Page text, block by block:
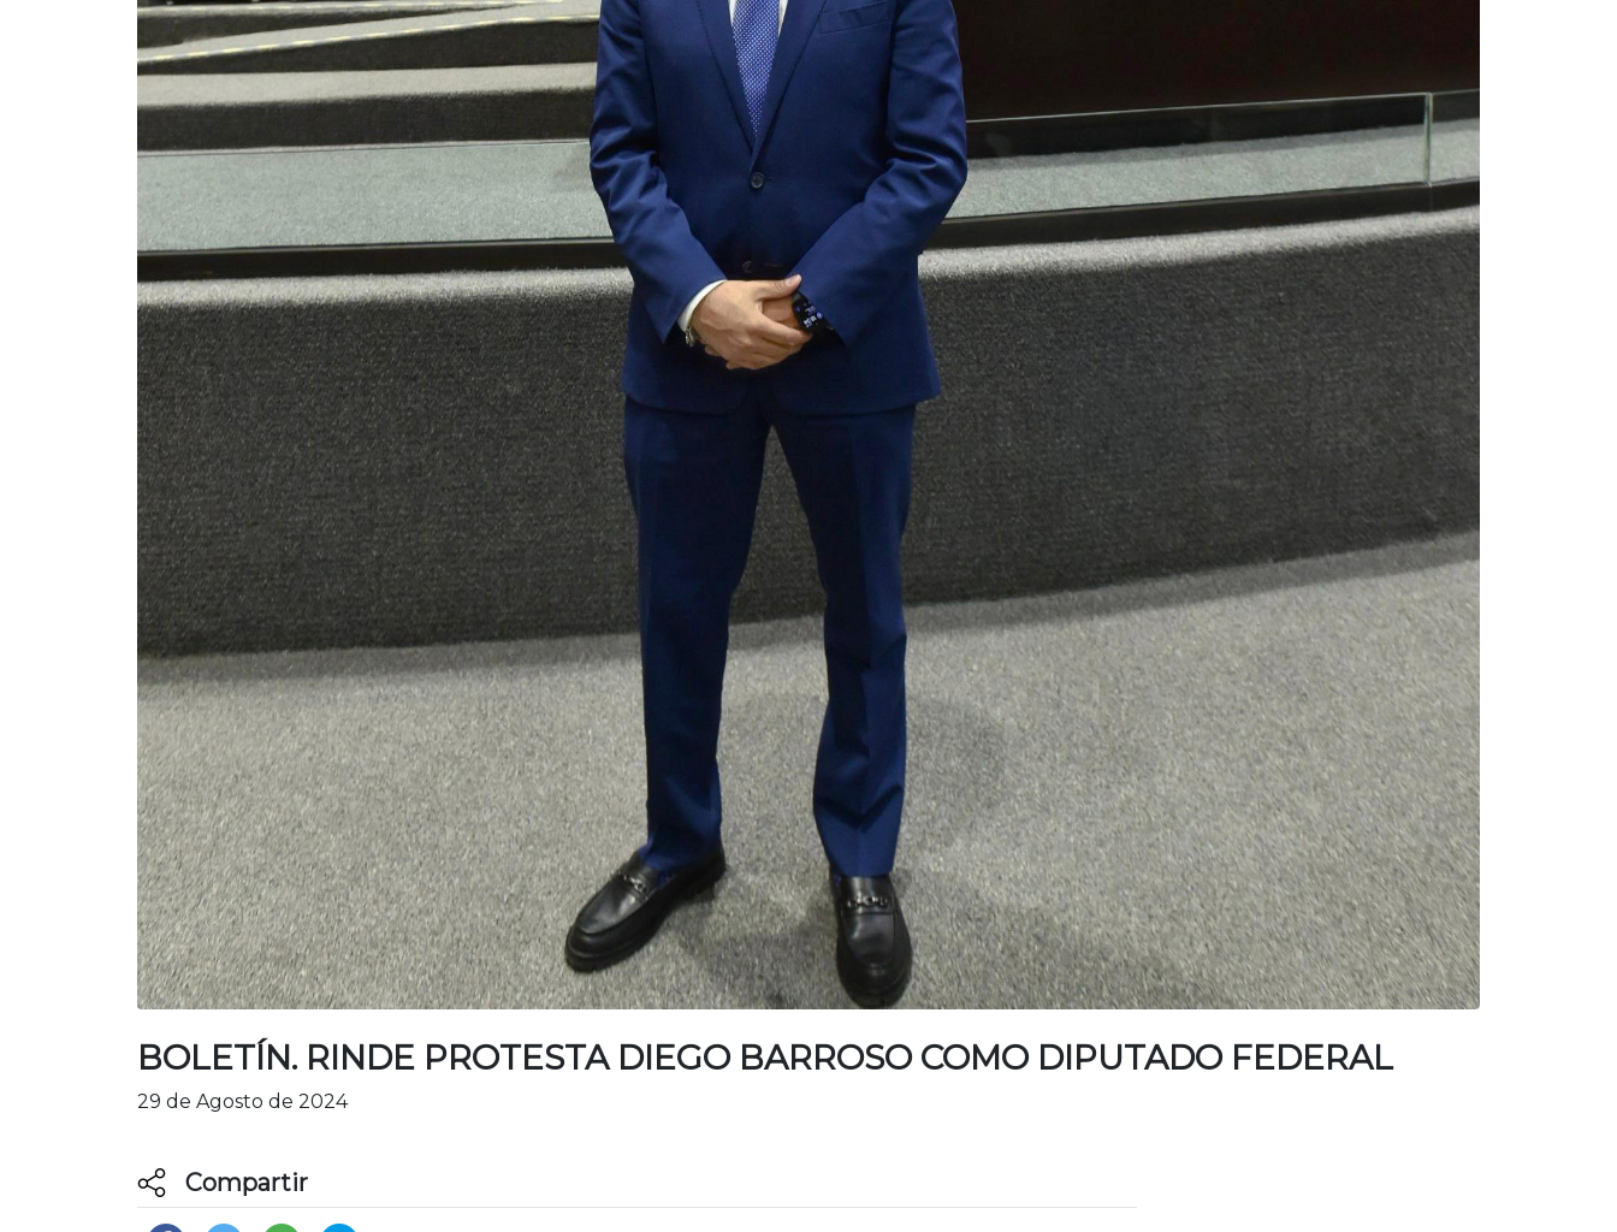
BOLETÍN. RINDE PROTESTA DIEGO BARROSO COMO DIPUTADO FEDERAL
29 de Agosto de 2024
Compartir